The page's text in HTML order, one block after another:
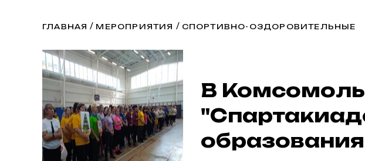
ГЛАВНАЯ / МЕРОПРИЯТИЯ / СПОРТИВНО-ОЗДОРОВИТЕЛЬНЫЕ
В
образования